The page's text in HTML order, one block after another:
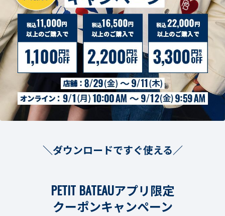
＼ダウンロードですぐ使える／
PETIT BATEAUアプリ限定
クーポンキャンペーン